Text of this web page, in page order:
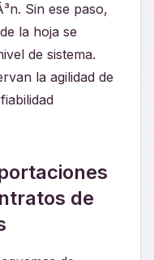
Sin ese paso,
la hoja se
de sistema.
la agilidad de
de